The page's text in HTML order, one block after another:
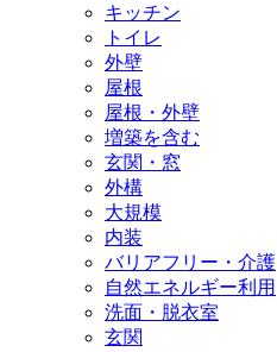
キッチン
トイレ
外壁
屋根
屋根・外壁
増築を含む
玄関・窓
外構
大規模
内装
バリアフリー・介護
自然エネルギー利用
洗面・脱衣室
玄関